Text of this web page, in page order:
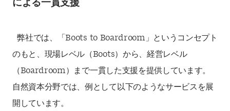
による一貫支援
弊社では、「Boots to Boardroom」というコンセプト
のもと、現場レベル（Boots）から、経営レベル
（Boardroom）まで一貫した支援を提供しています。
自然資本分野では、例として以下のようなサービスを展
開しています。